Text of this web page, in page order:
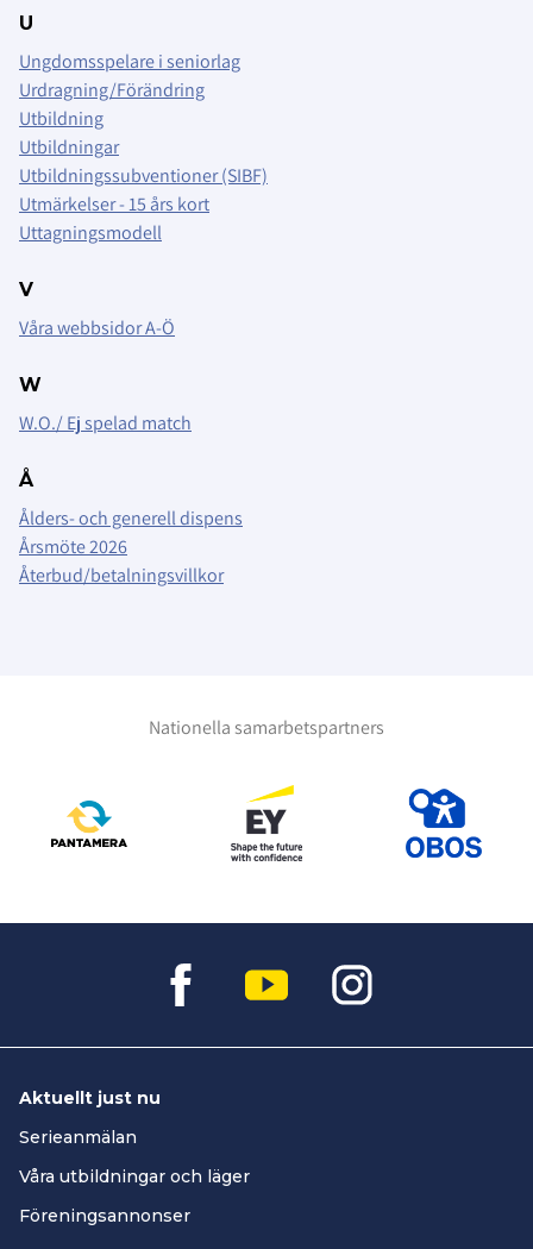
U
Ungdomsspelare i seniorlag
Urdragning/Förändring
Utbildning
Utbildningar
Utbildningssubventioner (SIBF)
Utmärkelser - 15 års kort
Uttagningsmodell
V
Våra webbsidor A-Ö
W
W.O./ Ej spelad match
Å
Ålders- och generell dispens
Årsmöte 2026
Återbud/betalningsvillkor
Nationella samarbetspartners
Aktuellt just nu
Serieanmälan
Våra utbildningar och läger
Föreningsannonser